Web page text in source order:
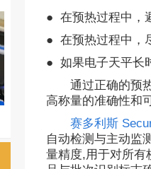
● 在预热过程中，
● 在预热过程中，
● 如果电子天平长
通过正确的预
高称量的准确性和
赛多利斯
自动检测与主动监
量精度,用于对所有